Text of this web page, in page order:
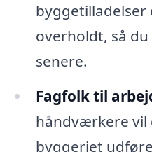
overholdt, så
senere.
Fagfolk til
håndværkere
byggeriet